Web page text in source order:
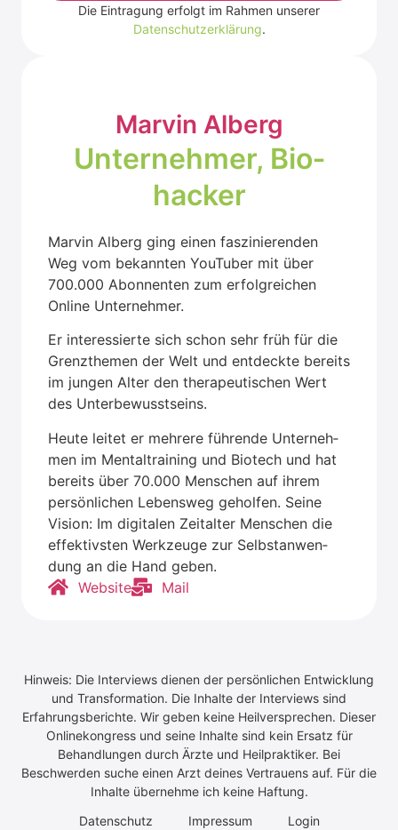
Mar­vin Alberg
Unter­neh­mer, Bio­
ha­cker
Mar­vin Alberg ging einen fas­zi­nie­ren­den
Weg vom bekann­ten You­Tuber mit über
700.000 Abon­nen­ten zum erfolg­rei­chen
Online Unter­neh­mer.
Er inter­es­sier­te sich schon sehr früh für die
Grenz­the­men der Welt und ent­deck­te bereits
im jun­gen Alter den the­ra­peu­ti­schen Wert
des Unter­be­wusst­seins.
Heu­te lei­tet er meh­re­re füh­ren­de Unter­neh­
men im Men­tal­trai­ning und Bio­tech und hat
bereits über 70.000 Men­schen auf ihrem
per­sön­li­chen Lebens­weg gehol­fen. Sei­ne
Visi­on: Im digi­ta­len Zeit­al­ter Men­schen die
effek­tivs­ten Werk­zeu­ge zur Selbst­an­wen­
dung an die Hand geben.
Web­site
Mail
Alternative:
Die Eintragung erfolgt im Rahmen unserer
Datenschutzerklärung.
Hinweis: Die Interviews dienen der persönlichen Entwicklung
und Transformation. Die Inhalte der Interviews sind
Erfahrungsberichte. Wir geben keine Heilversprechen. Dieser
Onlinekongress und seine Inhalte sind kein Ersatz für
Behandlungen durch Ärzte und Heilpraktiker. Bei
Beschwerden suche einen Arzt deines Vertrauens auf. Für die
Inhalte übernehme ich keine Haftung.
Daten­schutz
Impres­sum Log­in